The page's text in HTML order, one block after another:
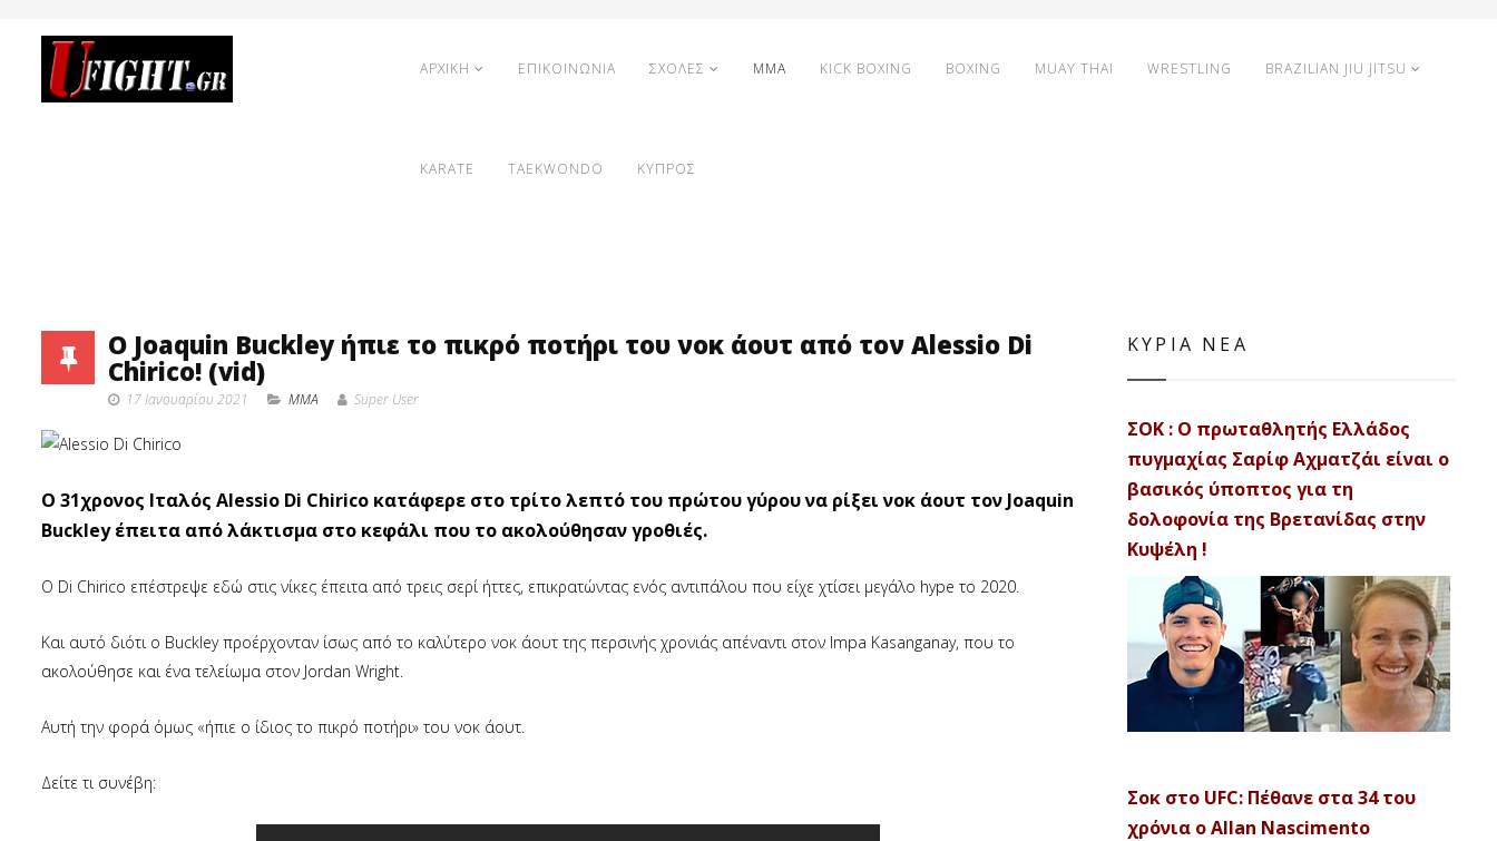
ΑΡΧΙΚΗ ΕΠΙΚΟΙΝΩΝΙΑ ΣΧΟΛΕΣ MMA KICK BOXING BOXING MUAY THAI WRESTLING BRAZILIAN JIU JITSU
KARATE TAEKWONDO ΚΥΠΡΟΣ
Ο Joaquin Buckley ήπιε το πικρό ποτήρι του νοκ άουτ από τον Alessio Di
Chirico! (vid)
17 Ιανουαρίου 2021 MMA Super User
O 31χρονος Ιταλός Alessio Di Chirico κατάφερε στο τρίτο λεπτό του πρώτου γύρου να ρίξει νοκ άουτ τον Joaquin
Buckley έπειτα από λάκτισμα στο κεφάλι που το ακολούθησαν γροθιές.
Ο Di Chirico επέστρεψε εδώ στις νίκες έπειτα από τρεις σερί ήττες, επικρατώντας ενός αντιπάλου που είχε χτίσει μεγάλο hype το 2020.
Και αυτό διότι ο Buckley προέρχονταν ίσως από το καλύτερο νοκ άουτ της περσινής χρονιάς απέναντι στον Impa Kasanganay, που το
ακολούθησε και ένα τελείωμα στον Jordan Wright.
Αυτή την φορά όμως «ήπιε ο ίδιος το πικρό ποτήρι» του νοκ άουτ.
Δείτε τι συνέβη:
ΚΥΡΙΑ ΝΕΑ
ΣΟΚ : Ο πρωταθλητής Ελλάδος
πυγμαχίας Σαρίφ Αχματζάι είναι ο
βασικός ύποπτος για τη
δολοφονία της Βρετανίδας στην
Κυψέλη !
Σοκ στο UFC: Πέθανε στα 34 του
χρόνια ο Allan Nascimento